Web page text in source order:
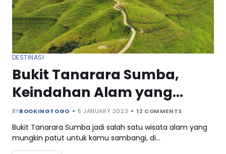
DESTINASI
Bukit Tanarara Sumba,
Keindahan Alam yang
Menawan di NTT
BYBOOKINGTOGO 5 JANUARY 2023 12 COMMENTS
Bukit Tanarara Sumba jadi salah satu wisata alam yang
mungkin patut untuk kamu sambangi, di…